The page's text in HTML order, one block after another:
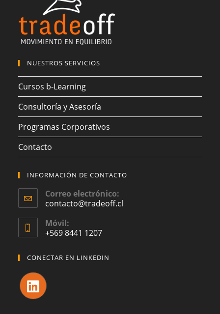
NUESTROS SERVICIOS
Cursos b-Learning
Consultoría y Asesoría
Programas Corporativos
Contacto
INFORMACIÓN DE CONTACTO
Correo electrónico:
contacto@tradeoff.cl
Móvil:
+569 8441 1207
CONECTAR EN LINKEDIN